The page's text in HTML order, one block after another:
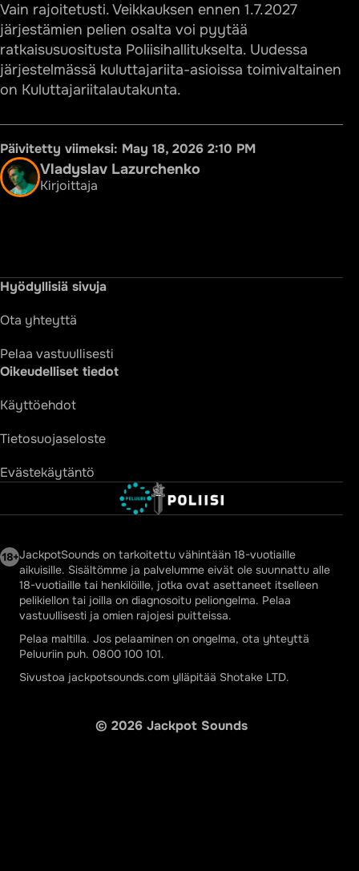
Vain rajoitetusti. Veikkauksen ennen 1.7.2027
järjestämien pelien osalta voi pyytää
ratkaisusuositusta Poliisihallitukselta. Uudessa
järjestelmässä kuluttajariita-asioissa toimivaltainen
on Kuluttajariitalautakunta.
Päivitetty viimeksi: May 18, 2026 2:10 PM
Vladyslav Lazurchenko
Kirjoittaja
Hyödyllisiä sivuja
Ota yhteyttä
Pelaa vastuullisesti
Oikeudelliset tiedot
Käyttöehdot
Tietosuojaseloste
Evästekäytäntö
JackpotSounds on tarkoitettu vähintään 18-vuotiaille
aikuisille. Sisältömme ja palvelumme eivät ole suunnattu alle
18-vuotiaille tai henkilöille, jotka ovat asettaneet itselleen
pelikiellon tai joilla on diagnosoitu peliongelma. Pelaa
vastuullisesti ja omien rajojesi puitteissa.
Pelaa maltilla. Jos pelaaminen on ongelma, ota yhteyttä
Peluuriin puh. 0800 100 101.
Sivustoa jackpotsounds.com ylläpitää Shotake LTD.
© 2026 Jackpot Sounds